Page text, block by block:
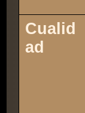
Cualid
ad